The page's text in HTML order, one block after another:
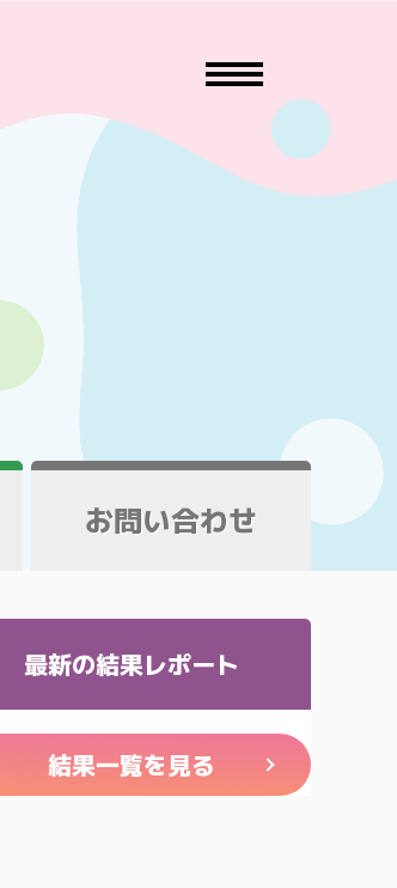
お問い合わせ
最新の結果レポート
結果一覧を見る